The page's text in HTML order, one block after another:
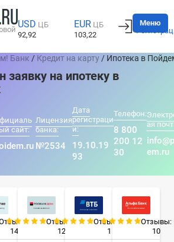
USD ЦБ
92,92
EUR ЦБ
103,22
Вход
Меню
Банк / Кредит на карту / Ипотека в
заявку на ипотеку в
сайт:
Лицензия
банка:
№2534
Дата
регистраци
и:
19.10.19
93
Телефон:
8 800
200 12
30
ая
em.ru
14
Отзывы:
12
Отзывы:
1
Отзывы:
10